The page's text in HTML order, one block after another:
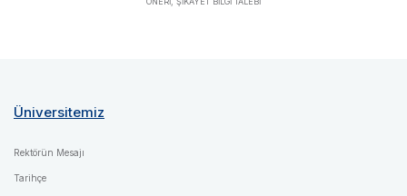
Üniversitemiz
Rektörün Mesajı
Tarihçe